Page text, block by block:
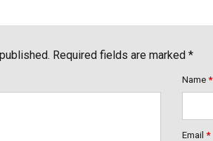
Required fields are marked *
Name *
Email *